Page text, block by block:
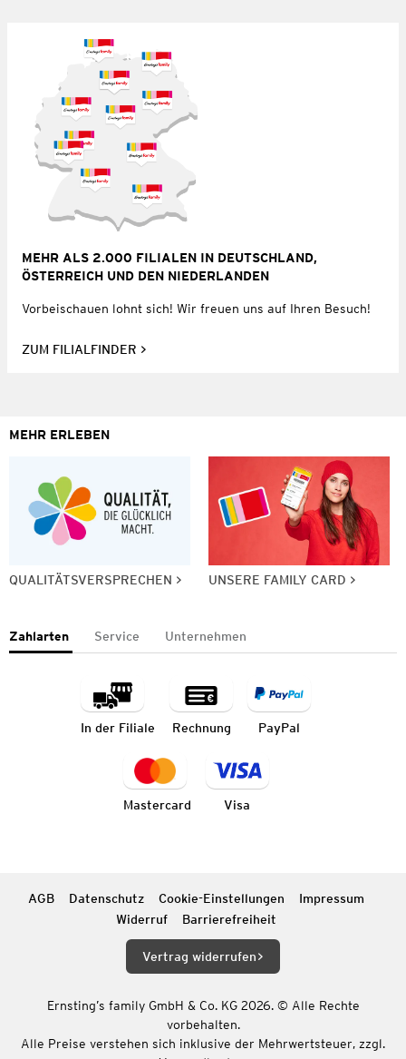
MEHR ALS 2.000 FILIALEN IN DEUTSCHLAND,
ÖSTERREICH UND DEN NIEDERLANDEN
Vorbeischauen lohnt sich! Wir freuen uns auf Ihren Besuch!
ZUM FILIALFINDER
MEHR ERLEBEN
QUALITÄTSVERSPRECHEN UNSERE FAMILY CARD
Zahlarten Service Unternehmen
In der Filiale Rechnung PayPal
Mastercard Visa
AGB Datenschutz Cookie-Einstellungen
Impressum
Widerruf
Barrierefreiheit
Vertrag widerrufen
Ernsting’s family GmbH & Co. KG 2026. © Alle Rechte
vorbehalten.
Alle Preise verstehen sich inklusive der Mehrwertsteuer, zzgl.